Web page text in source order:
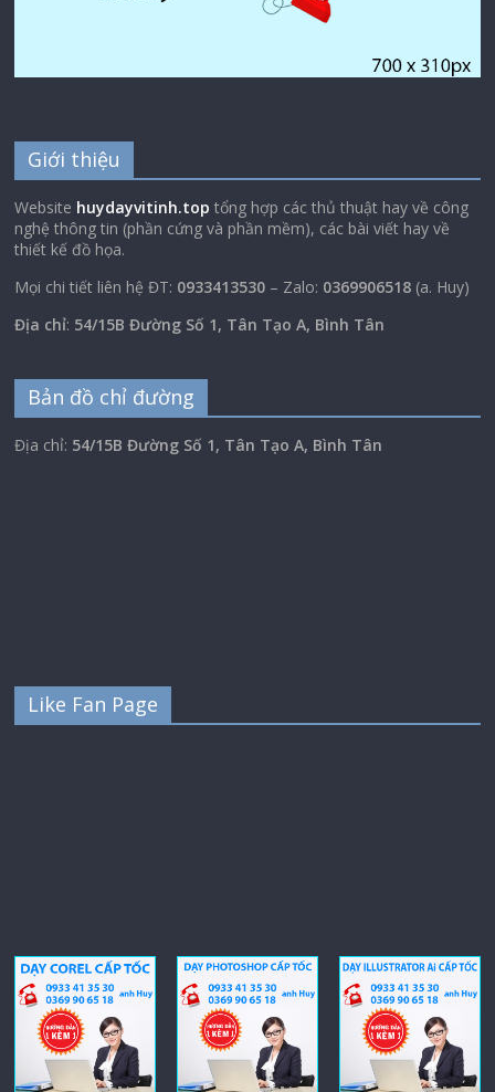
Giới thiệu
Website huydayvitinh.top tổng hợp các thủ thuật hay về công
nghệ thông tin (phần cứng và phần mềm), các bài viết hay về
thiết kế đồ họa.
Mọi chi tiết liên hệ ĐT: 0933413530 – Zalo: 0369906518 (a. Huy)
Địa chỉ: 54/15B Đường Số 1, Tân Tạo A, Bình Tân
Bản đồ chỉ đường
Địa chỉ: 54/15B Đường Số 1, Tân Tạo A, Bình Tân
Like Fan Page